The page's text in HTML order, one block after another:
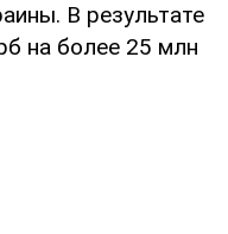
В результате
на более 25 млн